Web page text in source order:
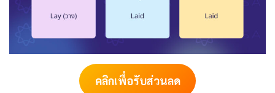
คลิกเพื่อรับส่วนลด